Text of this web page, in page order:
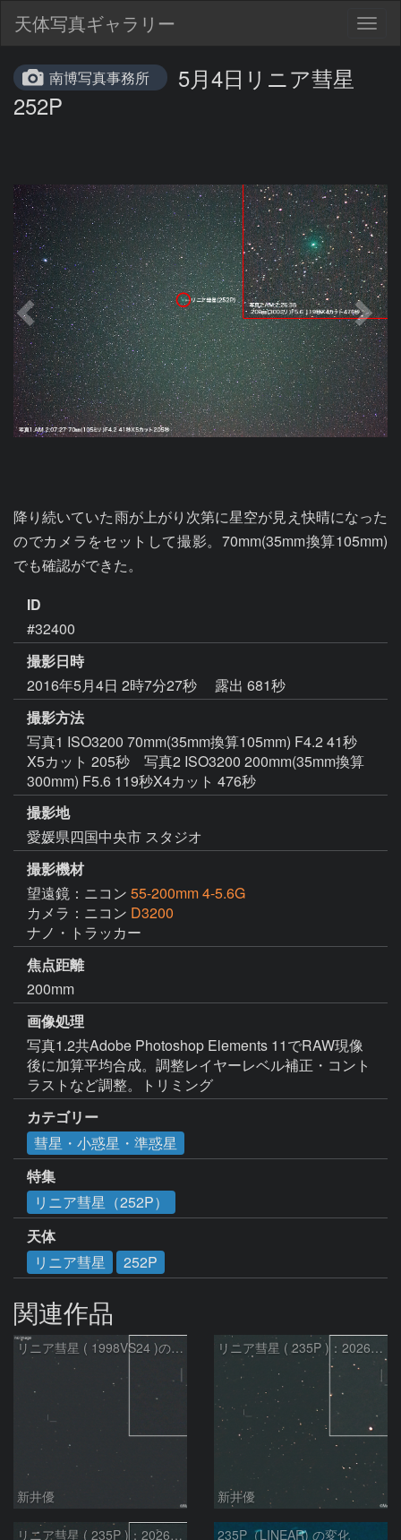
天体写真ギャラリー
南博写真事務所
5月4日リニア彗星
252P
降り続いていた雨が上がり次第に星空が見え快晴になった
のでカメラをセットして撮影。70mm(35mm換算105mm)
でも確認ができた。
ID
#32400
撮影日時
2016年5月4日 2時7分27秒
露出 681秒
撮影方法
写真1 ISO3200 70mm(35mm換算105mm) F4.2 41秒
X5カット 205秒 写真2 ISO3200 200mm(35mm換算
300mm) F5.6 119秒X4カット 476秒
撮影地
愛媛県四国中央市 スタジオ
撮影機材
望遠鏡：ニコン 55-200mm 4-5.6G
カメラ：ニコン D3200
ナノ・トラッカー
焦点距離
200mm
画像処理
写真1.2共Adobe Photoshop Elements 11でRAW現像
後に加算平均合成。調整レイヤーレベル補正・コント
ラストなど調整。トリミング
カテゴリー
彗星・小惑星・準惑星
特集
リニア彗星（252P）
天体
リニア彗星
252P
関連作品
リニア彗星 ( 1998VS24 )の予報位置：2026/07/27
新井優
リニア彗星 ( 235P )：2026/07/09
新井優
リニア彗星 ( 235P )：2026/07/08 235P（LINEAR) の変化